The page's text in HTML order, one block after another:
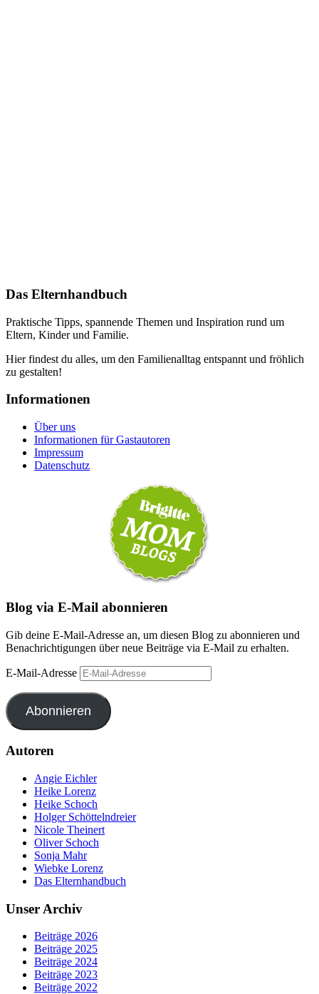
Das Elternhandbuch
Praktische Tipps, spannende Themen und Inspiration rund um
Eltern, Kinder und Familie.
Hier findest du alles, um den Familienalltag entspannt und fröhlich
zu gestalten!
Informationen
Über uns
Informationen für Gastautoren
Impressum
Datenschutz
Blog via E-Mail abonnieren
Gib deine E-Mail-Adresse an, um diesen Blog zu abonnieren und
Benachrichtigungen über neue Beiträge via E-Mail zu erhalten.
E-Mail-Adresse
Abonnieren
Autoren
Angie Eichler
Heike Lorenz
Heike Schoch
Holger Schöttelndreier
Nicole Theinert
Oliver Schoch
Sonja Mahr
Wiebke Lorenz
Das Elternhandbuch
Unser Archiv
Beiträge 2026
Beiträge 2025
Beiträge 2024
Beiträge 2023
Beiträge 2022